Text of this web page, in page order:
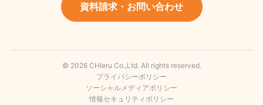
資料請求・お問い合わせ
© 2026 CHIeru Co.,Ltd. All rights reserved.
プライバシーポリシー
ソーシャルメディアポリシー
情報セキュリティポリシー